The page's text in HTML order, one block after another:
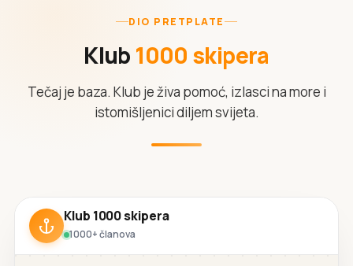
DIO PRETPLATE
Klub 1000 skipera
Tečaj je baza. Klub je živa pomoć, izlasci na more i
istomišljenici diljem svijeta.
Klub 1000 skipera
1000+ članova